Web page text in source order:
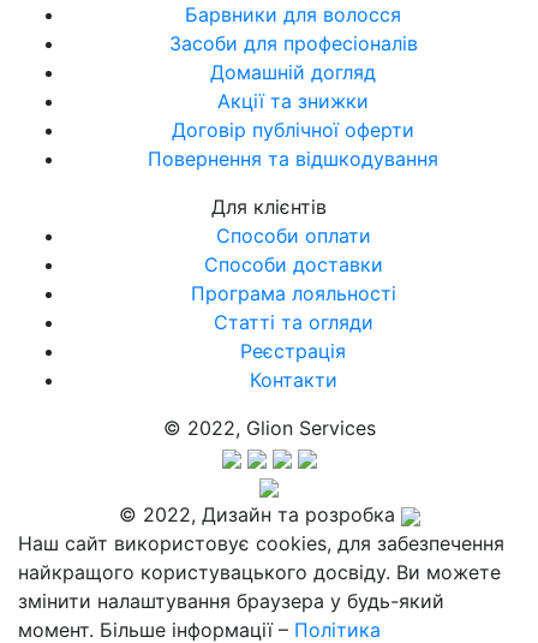
Барвники для волосся
Засоби для професіоналів
Домашній догляд
Акції та знижки
Договір публічної оферти
Повернення та відшкодування
Для клієнтів
Способи оплати
Способи доставки
Програма лояльності
Статті та огляди
Реєстрація
Контакти
© 2022, Glion Services
© 2022, Дизайн та розробка
Наш сайт використовує cookies, для забезпечення
найкращого користувацького досвіду. Ви можете
змінити налаштування браузера у будь-який
момент. Більше інформації – Політика